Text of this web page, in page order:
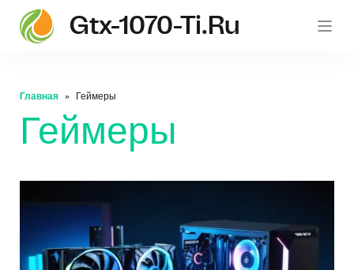
Gtx-1070-Ti.ru
Главная Геймеры
Геймеры